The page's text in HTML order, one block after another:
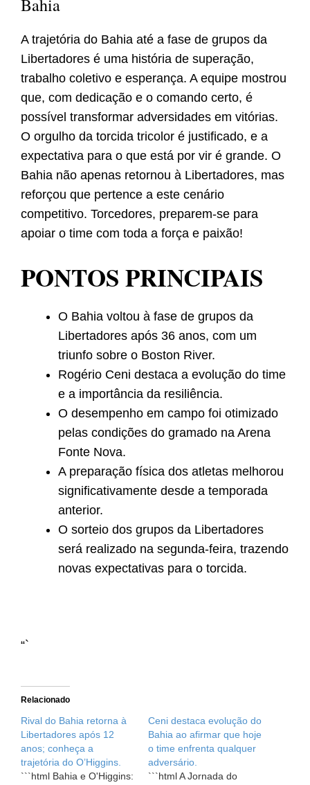
Bahia
A trajetória do Bahia até a fase de grupos da
Libertadores é uma história de superação,
trabalho coletivo e esperança. A equipe mostrou
que, com dedicação e o comando certo, é
possível transformar adversidades em vitórias.
O orgulho da torcida tricolor é justificado, e a
expectativa para o que está por vir é grande. O
Bahia não apenas retornou à Libertadores, mas
reforçou que pertence a este cenário
competitivo. Torcedores, preparem-se para
apoiar o time com toda a força e paixão!
PONTOS PRINCIPAIS
O Bahia voltou à fase de grupos da
Libertadores após 36 anos, com um
triunfo sobre o Boston River.
Rogério Ceni destaca a evolução do time
e a importância da resiliência.
O desempenho em campo foi otimizado
pelas condições do gramado na Arena
Fonte Nova.
A preparação física dos atletas melhorou
significativamente desde a temporada
anterior.
O sorteio dos grupos da Libertadores
será realizado na segunda-feira, trazendo
novas expectativas para o torcida.
“`
Relacionado
Rival do Bahia retorna à
Libertadores após 12
anos; conheça a
trajetória do O’Higgins.
```html Bahia e O'Higgins:
Ceni destaca evolução do
Bahia ao afirmar que hoje
o time enfrenta qualquer
adversário.
```html A Jornada do